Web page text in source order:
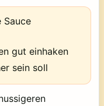
Sauce
gut einhaken
sein soll